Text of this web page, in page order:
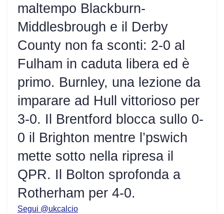
maltempo Blackburn-
Middlesbrough e il Derby
County non fa sconti: 2-0 al
Fulham in caduta libera ed è
primo. Burnley, una lezione da
imparare ad Hull vittorioso per
3-0. Il Brentford blocca sullo 0-
0 il Brighton mentre l’pswich
mette sotto nella ripresa il
QPR. Il Bolton sprofonda a
Rotherham per 4-0.
Segui @ukcalcio